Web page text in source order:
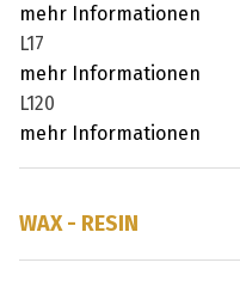
mehr Informationen
L17
mehr Informationen
L120
mehr Informationen
WAX - RESIN